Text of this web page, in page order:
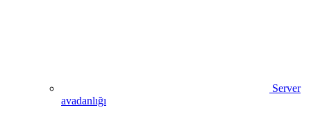
Server
avadanlığı